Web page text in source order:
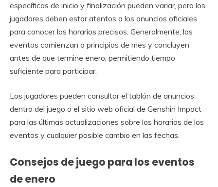
específicas de inicio y finalización pueden variar, pero los
jugadores deben estar atentos a los anuncios oficiales
para conocer los horarios precisos. Generalmente, los
eventos comienzan a principios de mes y concluyen
antes de que termine enero, permitiendo tiempo
suficiente para participar.
Los jugadores pueden consultar el tablón de anuncios
dentro del juego o el sitio web oficial de Genshin Impact
para las últimas actualizaciones sobre los horarios de los
eventos y cualquier posible cambio en las fechas.
Consejos de juego para los eventos
de enero